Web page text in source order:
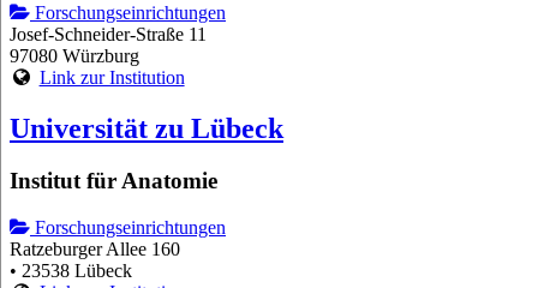
Forschungseinrichtungen
Josef-Schneider-Straße 11
97080 Würzburg
Link zur Institution
Universität zu Lübeck
Institut für Anatomie
Forschungseinrichtungen
Ratzeburger Allee 160
• 23538 Lübeck